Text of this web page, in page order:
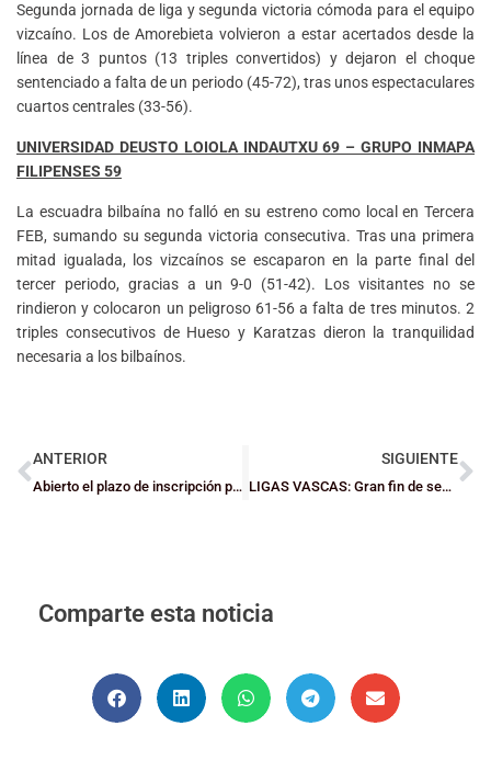
Segunda jornada de liga y segunda victoria cómoda para el equipo
vizcaíno. Los de Amorebieta volvieron a estar acertados desde la
línea de 3 puntos (13 triples convertidos) y dejaron el choque
sentenciado a falta de un periodo (45-72), tras unos espectaculares
cuartos centrales (33-56).
UNIVERSIDAD DEUSTO LOIOLA INDAUTXU 69 – GRUPO INMAPA
FILIPENSES 59
La escuadra bilbaína no falló en su estreno como local en Tercera
FEB, sumando su segunda victoria consecutiva. Tras una primera
mitad igualada, los vizcaínos se escaparon en la parte final del
tercer periodo, gracias a un 9-0 (51-42). Los visitantes no se
rindieron y colocaron un peligroso 61-56 a falta de tres minutos. 2
triples consecutivos de Hueso y Karatzas dieron la tranquilidad
necesaria a los bilbaínos.
ANTERIOR
Abierto el plazo de inscripción para la nueva convocatoria del curso MADE
SIGUIENTE
LIGAS VASCAS: Gran fin de semana para Salesianos
Comparte esta noticia